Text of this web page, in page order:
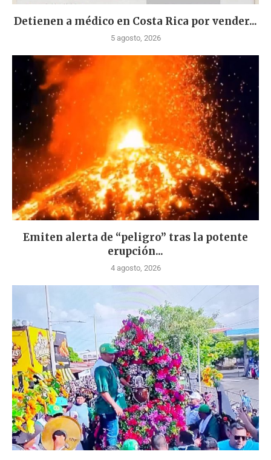
Detienen a médico en Costa Rica por vender...
5 agosto, 2026
Emiten alerta de “peligro” tras la potente
erupción...
4 agosto, 2026